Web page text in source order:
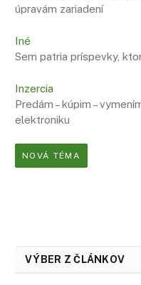
úpravám zariadení
Iné
Sem patria príspevky,
Inzercia
Predám – kúpim –
elektroniku
NOVÁ TÉMA
VÝBER Z ČLÁNKOV